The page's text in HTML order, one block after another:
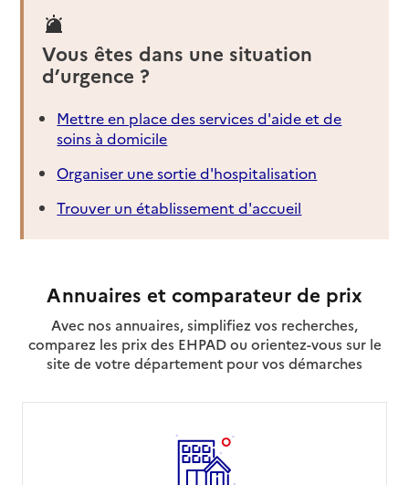
Vous êtes dans une situation
d’urgence ?
Mettre en place des services d'aide et de
soins à domicile
Organiser une sortie d'hospitalisation
Trouver un établissement d'accueil
Annuaires et comparateur de prix
Avec nos annuaires, simplifiez vos recherches,
comparez les prix des EHPAD ou orientez-vous sur le
site de votre département pour vos démarches